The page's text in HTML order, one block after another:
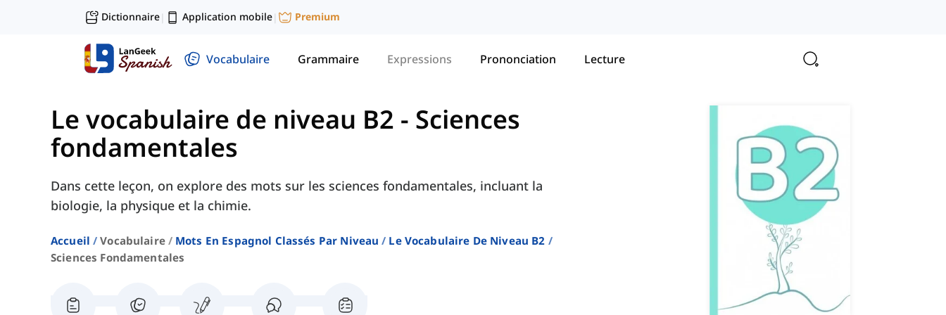
Dictionnaire| Application mobile| Premium
Vocabulaire Grammaire Expressions Prononciation Lecture
Le vocabulaire de niveau B2 - Sciences
fondamentales
Dans cette leçon, on explore des mots sur les sciences fondamentales, incluant la
biologie, la physique et la chimie.
Accueil Vocabulaire Mots En Espagnol Classés Par Niveau
Le Vocabulaire De Niveau B2
Sciences Fondamentales